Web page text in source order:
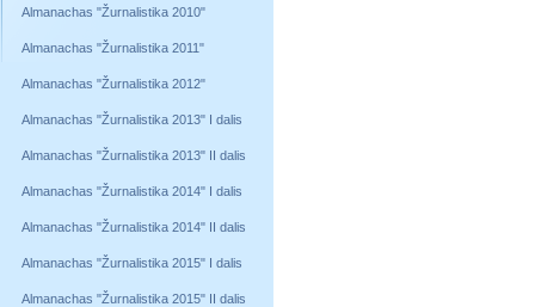
Almanachas "Žurnalistika 2010"
Almanachas "Žurnalistika 2011"
Almanachas "Žurnalistika 2012"
Almanachas "Žurnalistika 2013" I dalis
Almanachas "Žurnalistika 2013" II dalis
Almanachas "Žurnalistika 2014" I dalis
Almanachas "Žurnalistika 2014" II dalis
Almanachas "Žurnalistika 2015" I dalis
Almanachas "Žurnalistika 2015" II dalis